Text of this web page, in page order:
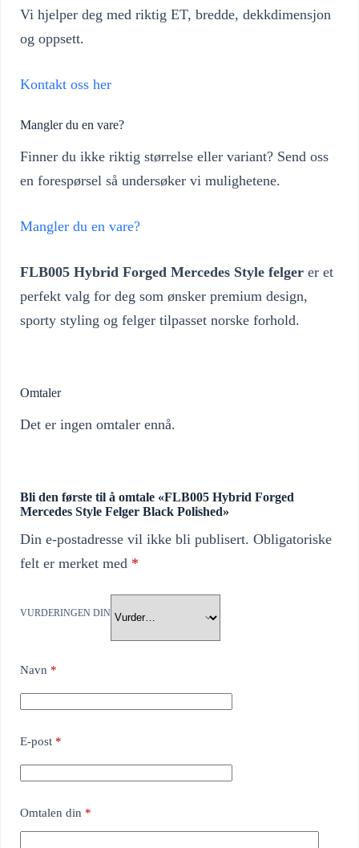
Vi hjelper deg med riktig ET, bredde, dekkdimensjon
og oppsett.
Kontakt oss her
Mangler du en vare?
Finner du ikke riktig størrelse eller variant? Send oss
en forespørsel så undersøker vi mulighetene.
Mangler du en vare?
FLB005 Hybrid Forged Mercedes Style felger er et
perfekt valg for deg som ønsker premium design,
sporty styling og felger tilpasset norske forhold.
Omtaler
Det er ingen omtaler ennå.
Bli den første til å omtale «FLB005 Hybrid Forged
Mercedes Style Felger Black Polished»
Din e-postadresse vil ikke bli publisert. Obligatoriske
felt er merket med *
VURDERINGEN DIN
Navn *
E-post *
Omtalen din *